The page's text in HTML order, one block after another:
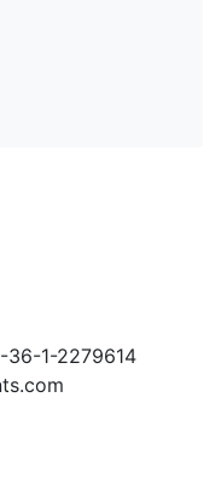
36-1-2279614